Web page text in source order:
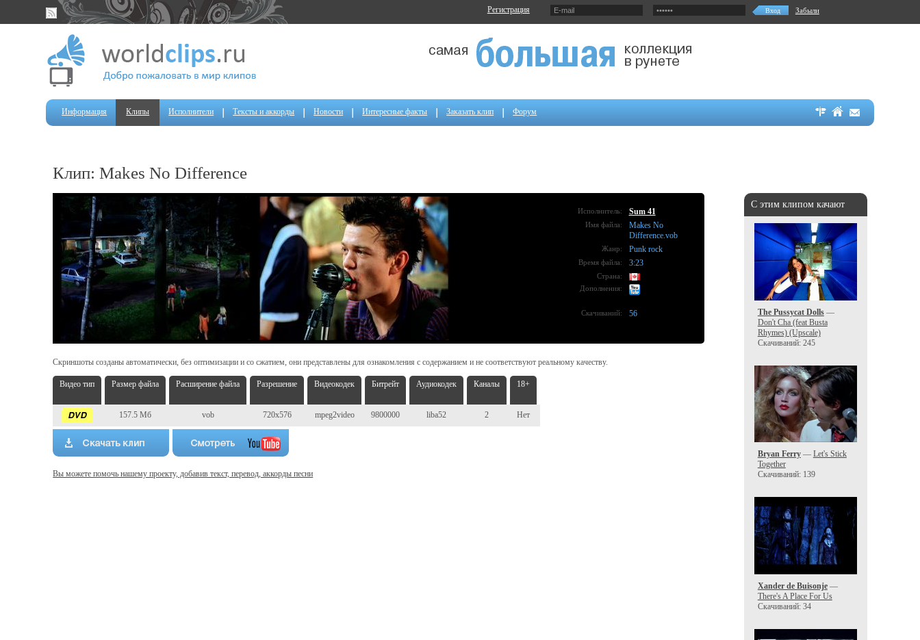
Регистрация Забыли
Информация Клипы Исполнители Тексты и аккорды Новости Интересные факты Заказать клип Форум
Клип: Makes No Difference
С этим клипом качают
The Pussycat Dolls—
Don't Cha (feat Busta
Rhymes) (Upscale)
Скачиваний: 245
Bryan Ferry— Let's Stick
Together
Скачиваний: 139
Xander de Buisonje—
There's A Place For Us
Скачиваний: 34
Исполнитель: Sum 41
Имя файла:
Makes No
Difference.vob
Жанр: Punk rock
Время файла: 3:23
Страна:
Дополнения:
Скачиваний: 56
Скриншоты созданы автоматически, без оптимизации и со сжатием, они представлены для ознакомления с содержанием и не соответствуют реальному качеству.
Видео тип Размер файла Расширение файла Разрешение Видеокодек Битрейт Аудиокодек Каналы 18+
157.5 Мб vob 720x576 mpeg2video 9800000 liba52 2 Нет
Вы можете помочь нашему проекту, добавив текст, перевод, аккорды песни